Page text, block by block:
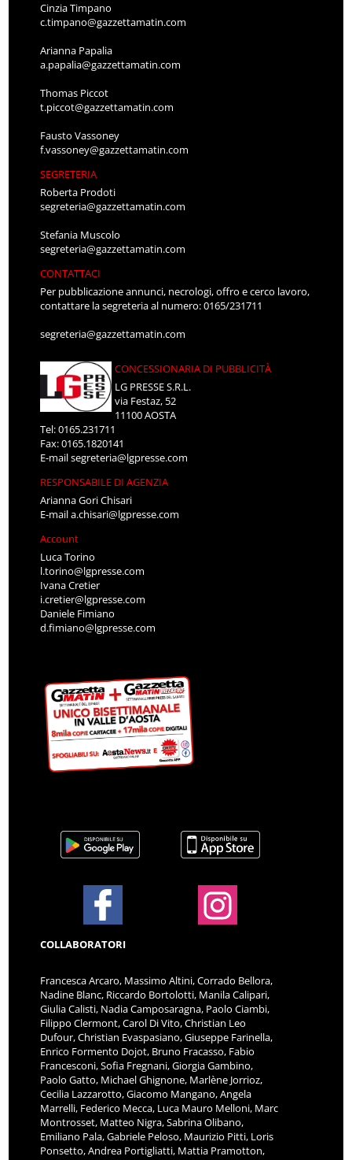
Cinzia Timpano
c.timpano@gazzettamatin.com
Arianna Papalia
a.papalia@gazzettamatin.com
Thomas Piccot
t.piccot@gazzettamatin.com
Fausto Vassoney
f.vassoney@gazzettamatin.com
SEGRETERIA
Roberta Prodoti
segreteria@gazzettamatin.com
Stefania Muscolo
segreteria@gazzettamatin.com
CONTATTACI
Per pubblicazione annunci, necrologi, offro e cerco lavoro,
contattare la segreteria al numero: 0165/231711
segreteria@gazzettamatin.com
CONCESSIONARIA DI PUBBLICITÀ
LG PRESSE S.R.L.
via Festaz, 52
11100 AOSTA
Tel: 0165.231711
Fax: 0165.1820141
E-mailsegreteria@lgpresse.com
RESPONSABILE DI AGENZIA
Arianna Gori Chisari
E-maila.chisari@lgpresse.com
Account
Luca Torino
l.torino@lgpresse.com
Ivana Cretier
i.cretier@lgpresse.com
Daniele Fimiano
d.fimiano@lgpresse.com
COLLABORATORI
Francesca Arcaro, Massimo Altini, Corrado Bellora,
Nadine Blanc, Riccardo Bortolotti, Manila Calipari,
Giulia Calisti, Nadia Camposaragna, Paolo Ciambi,
Filippo Clermont, Carol Di Vito, Christian Leo
Dufour, Christian Evaspasiano, Giuseppe Farinella,
Enrico Formento Dojot, Bruno Fracasso, Fabio
Francesconi, Sofia Fregnani, Giorgia Gambino,
Paolo Gatto, Michael Ghignone, Marlène Jorrioz,
Cecilia Lazzarotto, Giacomo Mangano, Angela
Marrelli, Federico Mecca, Luca Mauro Melloni, Marc
Montrosset, Matteo Nigra, Sabrina Olibano,
Emiliano Pala, Gabriele Peloso, Maurizio Pitti, Loris
Ponsetto, Andrea Portigliatti, Mattia Pramotton,